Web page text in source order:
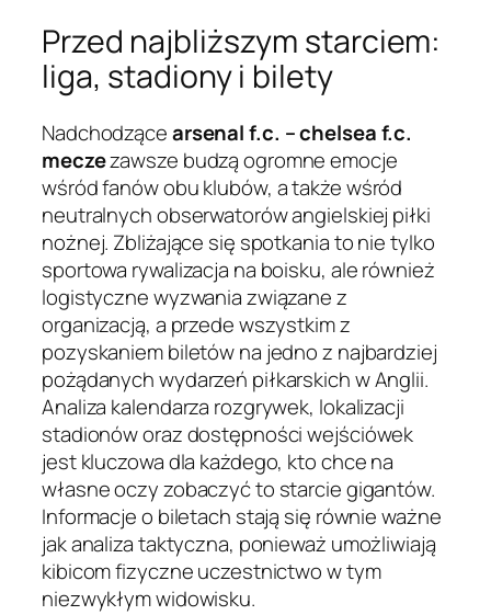
Przed najbliższym starciem:
liga, stadiony i bilety
Nadchodzącearsenal f.c. – chelsea f.c.
meczezawsze budzą ogromne emocje
wśród fanów obu klubów, a także wśród
neutralnych obserwatorów angielskiej piłki
nożnej. Zbliżające się spotkania to nie tylko
sportowa rywalizacja na boisku, ale również
logistyczne wyzwania związane z
organizacją, a przede wszystkim z
pozyskaniem biletów na jedno z najbardziej
pożądanych wydarzeń piłkarskich w Anglii.
Analiza kalendarza rozgrywek, lokalizacji
stadionów oraz dostępności wejściówek
jest kluczowa dla każdego, kto chce na
własne oczy zobaczyć to starcie gigantów.
Informacje o biletach stają się równie ważne
jak analiza taktyczna, ponieważ umożliwiają
kibicom fizyczne uczestnictwo w tym
niezwykłym widowisku.